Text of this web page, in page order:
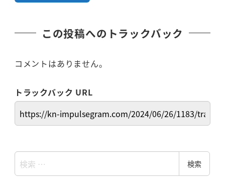
この投稿へのトラックバック
コメントはありません。
トラックバック URL
索
検索